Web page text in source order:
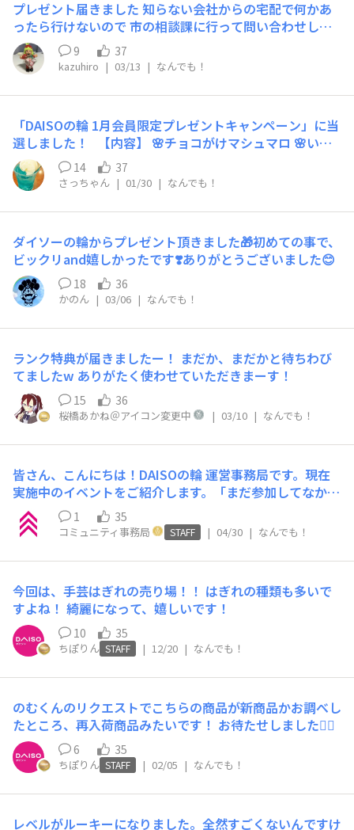
プレゼント届きました 知らない会社からの宅配で何かあ
ったら行けないので 市の相談課に行って問い合わせしま
した ダイソーやダイソーの輪からと 一言書いていて欲し
かったですね ただ楽しめるすてきな物が入っていました
9 37
kazuhiro | 03/13 | なんでも！
「DAISOの輪 1月会員限定プレゼントキャンペーン」に当
選しました！ 【内容】 🌸チョコがけマシュマロ 🌸いち
ごがけマシュマロ 🌸プチブロック盆栽（梅） 🌸ミニショ
ッピングバッグ 🌸アロマキャンドル（ホワイトティーの
香り） 盛りだくさん…！自分ではあまり選ばないチョイ
スでドキドキしました💗 マシュマロは何と2種類も！チョ
みです🍫🍓✨ プチブロックは、梅の盆栽が作れるみたい
です。時間を見つけて作ってみようと思います！ ミニシ
ョッピングバッグ、小物を入れておくのに便利そうですね
😊男女どちらでも使えそうなカラーとデザインで素敵🙆‍♀️
優しい香りがして、とても癒されます🫖 事務局の皆様、
本当に素敵な企画をありがとうございます🙏
14 37
さっちゃん | 01/30 | なんでも！
ダイソーの輪からプレゼント頂きました🎁初めての事で、
ビックリand嬉しかったです❣️ありがとうございました😊
18 36
かのん | 03/06 | なんでも！
ランク特典が届きましたー！ まだか、まだかと待ちわび
てましたw ありがたく使わせていただきまーす！
15 36
桜橋あかね＠アイコン変更中 | 03/10 | なんでも！
皆さん、こんにちは！DAISOの輪 運営事務局です。現在
実施中のイベントをご紹介します。「まだ参加してなかっ
た！」という方、今ならまだ間に合いますよ🏃💨5/10
（日）締め切り！オリジナル「UTme!」プレゼントキャ
ンペーン👕Standard Products5周年を記念して「UNIQL
O TOKYO」様とコラボを実施中！この5周年を皆さんと一
シャツを、抽選で5名様にプレゼントいたします！🎁【応
募方法】詳細記事を読んで、コメント欄に以下のテーマを
書き込むだけ！テーマ：「このTシャツが当たったら、ど
こへ着ていきたいですか？」👉 ご応募はこちら皆さんの
1 35
コミュニティ事務局 STAFF | 04/30 | なんでも！
今回は、手芸はぎれの売り場！！ はぎれの種類も多いで
すよね！ 綺麗になって、嬉しいです！
10 35
ちぽりん STAFF | 12/20 | なんでも！
のむくんのリクエストでこちらの商品が新商品かお調べし
たところ、再入荷商品みたいです！ お待たせしました🙇‍♀️
6 35
ちぽりん STAFF | 02/05 | なんでも！
レベルがルーキーになりました。全然すごくないんですけ